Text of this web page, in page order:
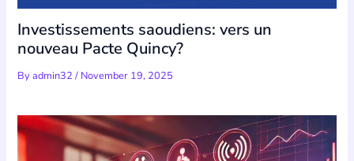
Investissements saoudiens: vers un
nouveau Pacte Quincy?
Byadmin32/ November 19, 2025